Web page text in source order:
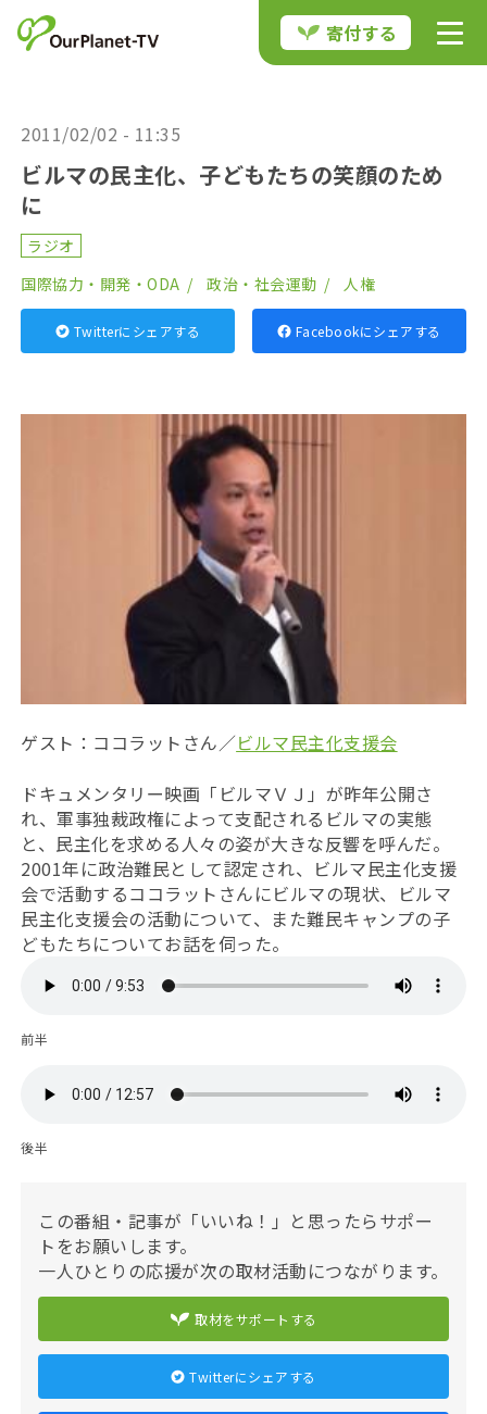
寄付する
2011/02/02 - 11:35
ビルマの民主化、子どもたちの笑顔のため
に
ラジオ
国際協力・開発・ODA
政治・社会運動 人権
Twitterにシェアする Facebookにシェアする
ゲスト：ココラットさん／ビルマ民主化支援会
ドキュメンタリー映画「ビルマＶＪ」が昨年公開さ
れ、軍事独裁政権によって支配されるビルマの実態
と、民主化を求める人々の姿が大きな反響を呼んだ。
2001年に政治難民として認定され、ビルマ民主化支援
会で活動するココラットさんにビルマの現状、ビルマ
民主化支援会の活動について、また難民キャンプの子
どもたちについてお話を伺った。
前半
後半
この番組・記事が「いいね！」と思ったらサポー
トをお願いします。
一人ひとりの応援が次の取材活動につながります。
取材をサポートする
Twitterにシェアする